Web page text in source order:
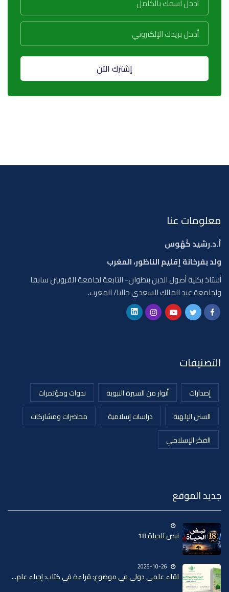
إشترك الآن
معلومات عنا
أ.د.رشيد كُهُوس
ولد بفرخانة إقليم الناظور، المغرب
أستاذ بكلية أصول الدين بتطوان- التابعة لجامعة القرويين سابقا
ولجامعة عبد المالك السعدي حاليا/ المغرب.
التصنيفات
إصدارات أنوار من السيرة النبوية
ندوات ومؤتمرات
السنن الإلهية
دراسات إسلامية
محاضرات ومشاركات
الفكر الإسلامي
جديد الموقع
نبض الحياة 18
2025-10-26
لقاء علمي دولي في موضوع: قراءة في كتاب: إحياء علم...